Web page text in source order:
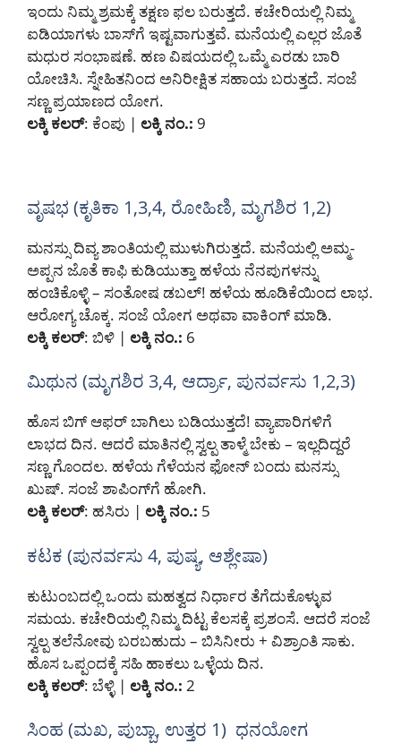
ಇಂದು ನಿಮ್ಮ ಶ್ರಮಕ್ಕೆ ತಕ್ಷಣ ಫಲ ಬರುತ್ತದೆ. ಕಚೇರಿಯಲ್ಲಿ ನಿಮ್ಮ
ಐಡಿಯಾಗಳು ಬಾಸ್‌ಗೆ ಇಷ್ಟವಾಗುತ್ತವೆ. ಮನೆಯಲ್ಲಿ ಎಲ್ಲರ ಜೊತೆ
ಮಧುರ ಸಂಭಾಷಣೆ. ಹಣ ವಿಷಯದಲ್ಲಿ ಒಮ್ಮೆ ಎರಡು ಬಾರಿ
ಯೋಚಿಸಿ. ಸ್ನೇಹಿತನಿಂದ ಅನಿರೀಕ್ಷಿತ ಸಹಾಯ ಬರುತ್ತದೆ. ಸಂಜೆ
ಸಣ್ಣ ಪ್ರಯಾಣದ ಯೋಗ.
ಲಕ್ಕಿ ಕಲರ್: ಕೆಂಪು | ಲಕ್ಕಿ ನಂ.: 9
ವೃಷಭ (ಕೃತಿಕಾ 1,3,4, ರೋಹಿಣಿ, ಮೃಗಶಿರ 1,2)
ಮನಸ್ಸು ದಿವ್ಯ ಶಾಂತಿಯಲ್ಲಿ ಮುಳುಗಿರುತ್ತದೆ. ಮನೆಯಲ್ಲಿ ಅಮ್ಮ-
ಅಪ್ಪನ ಜೊತೆ ಕಾಫಿ ಕುಡಿಯುತ್ತಾ ಹಳೆಯ ನೆನಪುಗಳನ್ನು
ಹಂಚಿಕೊಳ್ಳಿ – ಸಂತೋಷ ಡಬಲ್! ಹಳೆಯ ಹೂಡಿಕೆಯಿಂದ ಲಾಭ.
ಆರೋಗ್ಯ ಚೊಕ್ಕ. ಸಂಜೆ ಯೋಗ ಅಥವಾ ವಾಕಿಂಗ್ ಮಾಡಿ.
ಲಕ್ಕಿ ಕಲರ್: ಬಿಳಿ | ಲಕ್ಕಿ ನಂ.: 6
ಮಿಥುನ (ಮೃಗಶಿರ 3,4, ಆರ್ದ್ರಾ, ಪುನರ್ವಸು 1,2,3)
ಹೊಸ ಬಿಗ್ ಆಫರ್ ಬಾಗಿಲು ಬಡಿಯುತ್ತದೆ! ವ್ಯಾಪಾರಿಗಳಿಗೆ
ಲಾಭದ ದಿನ. ಆದರೆ ಮಾತಿನಲ್ಲಿ ಸ್ವಲ್ಪ ತಾಳ್ಮೆ ಬೇಕು – ಇಲ್ಲದಿದ್ದರೆ
ಸಣ್ಣ ಗೊಂದಲ. ಹಳೆಯ ಗೆಳೆಯನ ಫೋನ್ ಬಂದು ಮನಸ್ಸು
ಖುಷ್. ಸಂಜೆ ಶಾಪಿಂಗ್‌ಗೆ ಹೋಗಿ.
ಲಕ್ಕಿ ಕಲರ್: ಹಸಿರು | ಲಕ್ಕಿ ನಂ.: 5
ಕಟಕ (ಪುನರ್ವಸು 4, ಪುಷ್ಯ, ಆಶ್ಲೇಷಾ)
ಕುಟುಂಬದಲ್ಲಿ ಒಂದು ಮಹತ್ವದ ನಿರ್ಧಾರ ತೆಗೆದುಕೊಳ್ಳುವ
ಸಮಯ. ಕಚೇರಿಯಲ್ಲಿ ನಿಮ್ಮ ದಿಟ್ಟ ಕೆಲಸಕ್ಕೆ ಪ್ರಶಂಸೆ. ಆದರೆ ಸಂಜೆ
ಸ್ವಲ್ಪ ತಲೆನೋವು ಬರಬಹುದು – ಬಿಸಿನೀರು + ವಿಶ್ರಾಂತಿ ಸಾಕು.
ಹೊಸ ಒಪ್ಪಂದಕ್ಕೆ ಸಹಿ ಹಾಕಲು ಒಳ್ಳೆಯ ದಿನ.
ಲಕ್ಕಿ ಕಲರ್: ಬೆಳ್ಳಿ | ಲಕ್ಕಿ ನಂ.: 2
ಸಿಂಹ (ಮಖ, ಪುಬ್ಬಾ, ಉತ್ತರ 1) ಧನಯೋಗ